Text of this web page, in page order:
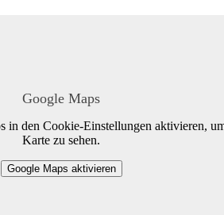
Google Maps
in den Cookie-Einstellungen aktivieren,
Karte zu sehen.
Google Maps aktivieren